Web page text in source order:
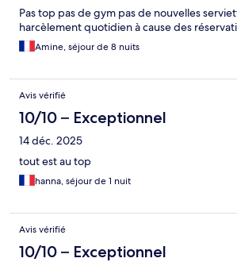
Pas top pas de gym pas de nouvelles
harcèlement quotidien à cause des
Amine, séjour de 8 nuits
Avis vérifié
10/10 – Exceptionnel
14 déc. 2025
tout est au top
hanna, séjour de 1 nuit
Avis vérifié
10/10 – Exceptionnel